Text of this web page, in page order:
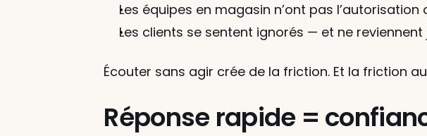
Les équipes en magasin n’ont pas
Les clients se sentent ignorés — et ne
Écouter sans agir crée de la friction. Et la friction
Réponse rapide =